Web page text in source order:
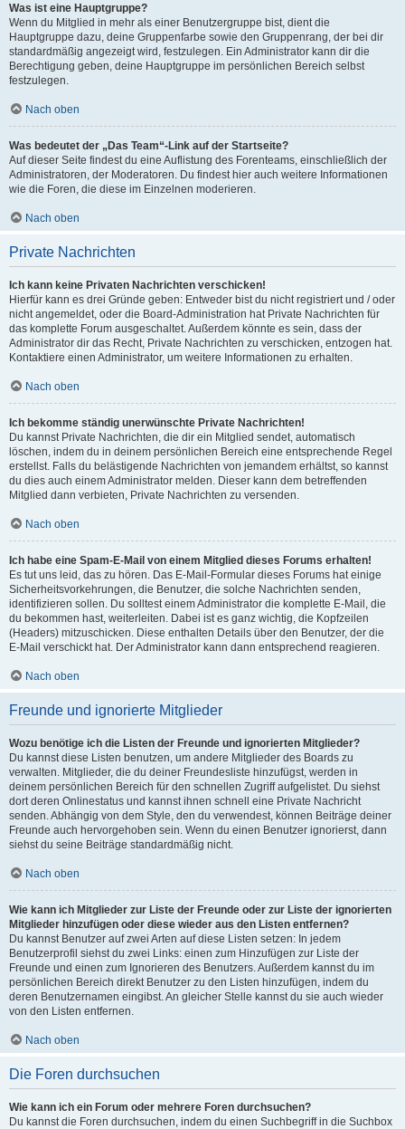
Was ist eine Hauptgruppe?
Wenn du Mitglied in mehr als einer Benutzergruppe bist, dient die
Hauptgruppe dazu, deine Gruppenfarbe sowie den Gruppenrang, der bei dir
standardmäßig angezeigt wird, festzulegen. Ein Administrator kann dir die
Berechtigung geben, deine Hauptgruppe im persönlichen Bereich selbst
festzulegen.
Nach oben
Was bedeutet der „Das Team“-Link auf der Startseite?
Auf dieser Seite findest du eine Auflistung des Forenteams, einschließlich der
Administratoren, der Moderatoren. Du findest hier auch weitere Informationen
wie die Foren, die diese im Einzelnen moderieren.
Nach oben
Private Nachrichten
Ich kann keine Privaten Nachrichten verschicken!
Hierfür kann es drei Gründe geben: Entweder bist du nicht registriert und / oder
nicht angemeldet, oder die Board-Administration hat Private Nachrichten für
das komplette Forum ausgeschaltet. Außerdem könnte es sein, dass der
Administrator dir das Recht, Private Nachrichten zu verschicken, entzogen hat.
Kontaktiere einen Administrator, um weitere Informationen zu erhalten.
Nach oben
Ich bekomme ständig unerwünschte Private Nachrichten!
Du kannst Private Nachrichten, die dir ein Mitglied sendet, automatisch
löschen, indem du in deinem persönlichen Bereich eine entsprechende Regel
erstellst. Falls du belästigende Nachrichten von jemandem erhältst, so kannst
du dies auch einem Administrator melden. Dieser kann dem betreffenden
Mitglied dann verbieten, Private Nachrichten zu versenden.
Nach oben
Ich habe eine Spam-E-Mail von einem Mitglied dieses Forums erhalten!
Es tut uns leid, das zu hören. Das E-Mail-Formular dieses Forums hat einige
Sicherheitsvorkehrungen, die Benutzer, die solche Nachrichten senden,
identifizieren sollen. Du solltest einem Administrator die komplette E-Mail, die
du bekommen hast, weiterleiten. Dabei ist es ganz wichtig, die Kopfzeilen
(Headers) mitzuschicken. Diese enthalten Details über den Benutzer, der die
E-Mail verschickt hat. Der Administrator kann dann entsprechend reagieren.
Nach oben
Freunde und ignorierte Mitglieder
Wozu benötige ich die Listen der Freunde und ignorierten Mitglieder?
Du kannst diese Listen benutzen, um andere Mitglieder des Boards zu
verwalten. Mitglieder, die du deiner Freundesliste hinzufügst, werden in
deinem persönlichen Bereich für den schnellen Zugriff aufgelistet. Du siehst
dort deren Onlinestatus und kannst ihnen schnell eine Private Nachricht
senden. Abhängig von dem Style, den du verwendest, können Beiträge deiner
Freunde auch hervorgehoben sein. Wenn du einen Benutzer ignorierst, dann
siehst du seine Beiträge standardmäßig nicht.
Nach oben
Wie kann ich Mitglieder zur Liste der Freunde oder zur Liste der ignorierten
Mitglieder hinzufügen oder diese wieder aus den Listen entfernen?
Du kannst Benutzer auf zwei Arten auf diese Listen setzen: In jedem
Benutzerprofil siehst du zwei Links: einen zum Hinzufügen zur Liste der
Freunde und einen zum Ignorieren des Benutzers. Außerdem kannst du im
persönlichen Bereich direkt Benutzer zu den Listen hinzufügen, indem du
deren Benutzernamen eingibst. An gleicher Stelle kannst du sie auch wieder
von den Listen entfernen.
Nach oben
Die Foren durchsuchen
Wie kann ich ein Forum oder mehrere Foren durchsuchen?
Du kannst die Foren durchsuchen, indem du einen Suchbegriff in die Suchbox